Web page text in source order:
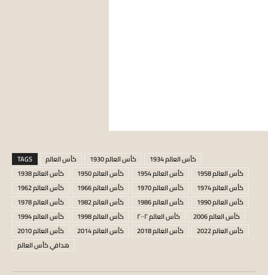
TAGS كأس العالم كأس العالم 1930
كأس العالم 1934
كأس العالم 1938
كأس العالم 1950 كأس العالم 1954
كأس العالم 1958
كأس العالم 1962
كأس العالم 1966 كأس العالم 1970
كأس العالم 1974
كأس العالم 1978
كأس العالم 1982 كأس العالم 1986
كأس العالم 1990
كأس العالم 1994
كأس العالم 1998 كأس العالم ٢٠٠٢
كأس العالم 2006
كأس العالم 2010
كأس العالم 2014 كأس العالم 2018
كأس العالم 2022
هدافي كأس العالم